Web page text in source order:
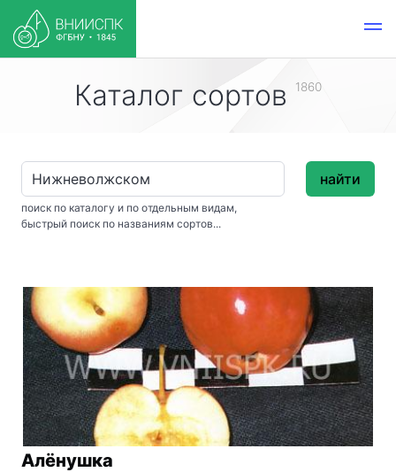
Каталог сортов 1860
поиск по каталогу и по отдельным видам,
быстрый поиск по названиям сортов...
найти
Алёнушка